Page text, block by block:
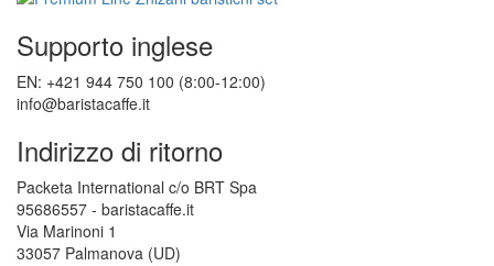
Supporto inglese
EN: +421 944 750 100 (8:00-12:00)
info@baristacaffe.it
Indirizzo di ritorno
Packeta International c/o BRT Spa
95686557 - baristacaffe.it
Via Marinoni 1
33057 Palmanova (UD)